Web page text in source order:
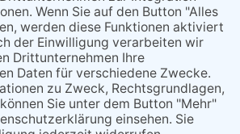
FAQ
KONTAKT
BESUCHEN
BESUCHEN